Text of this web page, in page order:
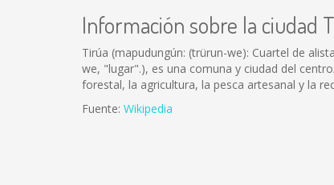
Información sobre la ciudad
Tirúa (mapudungún: (trürun-we): Cuartel de
we, "lugar".), es una comuna y ciudad del
forestal, la agricultura, la pesca artesanal y la
Fuente: Wikipedia